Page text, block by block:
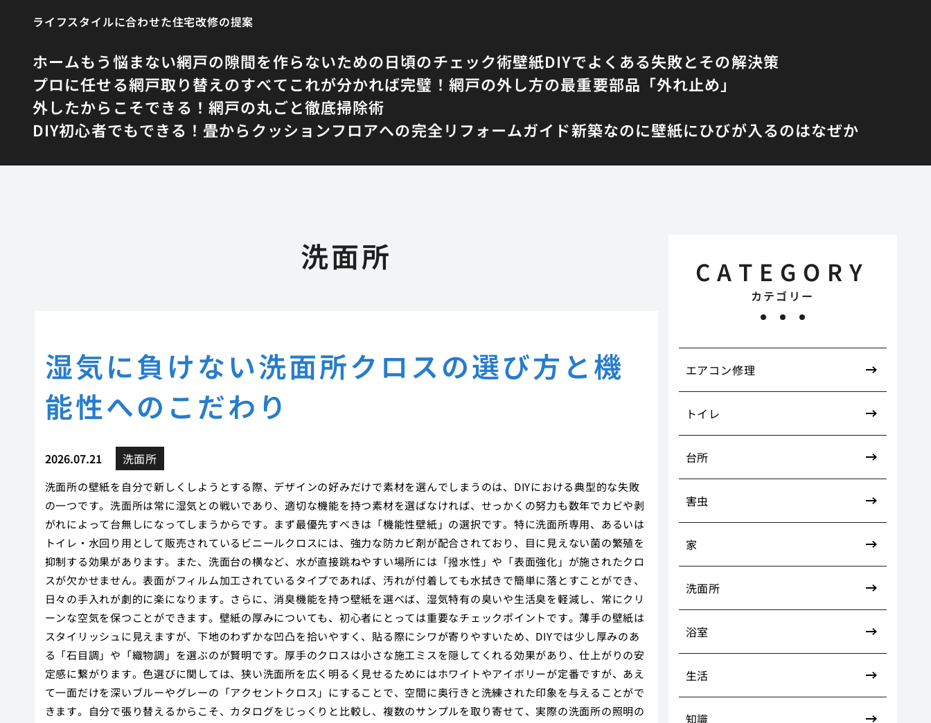
ライフスタイルに合わせた住宅改修の提案
ホームもう悩まない網戸の隙間を作らないための日頃のチェック術壁紙DIYでよくある失敗とその解決策
プロに任せる網戸取り替えのすべてこれが分かれば完璧！網戸の外し方の最重要部品「外れ止め」
外したからこそできる！網戸の丸ごと徹底掃除術
DIY初心者でもできる！畳からクッションフロアへの完全リフォームガイド新築なのに壁紙にひびが入るのはなぜか
洗面所
湿気に負けない洗面所クロスの選び方と機
能性へのこだわり
2026.07.21 洗面所
洗面所の壁紙を自分で新しくしようとする際、デザインの好みだけで素材を選んでしまうのは、DIYにおける典型的な失敗
の一つです。洗面所は常に湿気との戦いであり、適切な機能を持つ素材を選ばなければ、せっかくの努力も数年でカビや剥
がれによって台無しになってしまうからです。まず最優先すべきは「機能性壁紙」の選択です。特に洗面所専用、あるいは
トイレ・水回り用として販売されているビニールクロスには、強力な防カビ剤が配合されており、目に見えない菌の繁殖を
抑制する効果があります。また、洗面台の横など、水が直接跳ねやすい場所には「撥水性」や「表面強化」が施されたクロ
スが欠かせません。表面がフィルム加工されているタイプであれば、汚れが付着しても水拭きで簡単に落とすことができ、
日々の手入れが劇的に楽になります。さらに、消臭機能を持つ壁紙を選べば、湿気特有の臭いや生活臭を軽減し、常にクリ
ーンな空気を保つことができます。壁紙の厚みについても、初心者にとっては重要なチェックポイントです。薄手の壁紙は
スタイリッシュに見えますが、下地のわずかな凹凸を拾いやすく、貼る際にシワが寄りやすいため、DIYでは少し厚みのあ
る「石目調」や「織物調」を選ぶのが賢明です。厚手のクロスは小さな施工ミスを隠してくれる効果があり、仕上がりの安
定感に繋がります。色選びに関しては、狭い洗面所を広く明るく見せるためにはホワイトやアイボリーが定番ですが、あえ
て一面だけを深いブルーやグレーの「アクセントクロス」にすることで、空間に奥行きと洗練された印象を与えることがで
きます。自分で張り替えるからこそ、カタログをじっくりと比較し、複数のサンプルを取り寄せて、実際の洗面所の照明の
CATEGORY
カテゴリー
エアコン修理
トイレ
台所
害虫
家
洗面所
浴室
生活
知識